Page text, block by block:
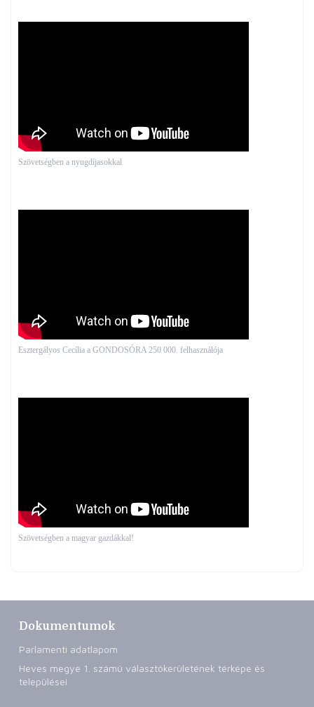
Szövetségben a nyugdíjasokkal
Esztergályos Cecília a GONDOSÓRA 250 000. felhasználója
Szövetségben a magyar gazdákkal!
Dokumentumok
Parlamenti adatlapom
Heves megye 1. számú választókerületének térképe és
települései